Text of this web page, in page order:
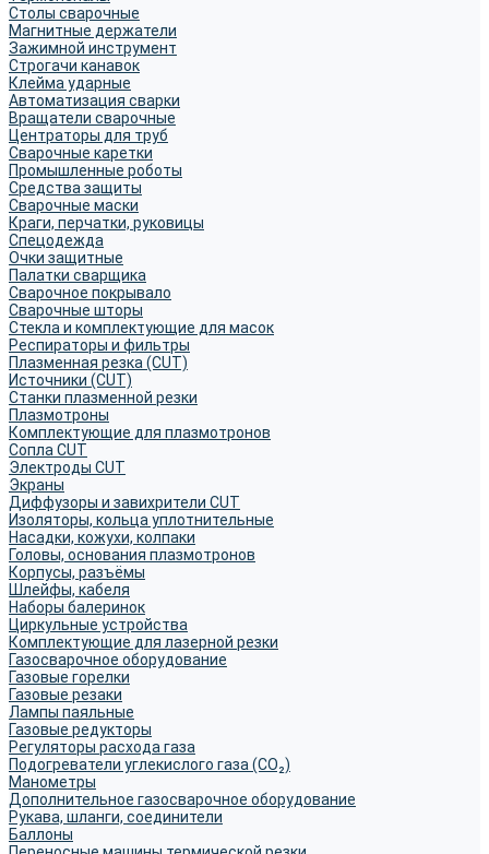
Столы сварочные
Магнитные держатели
Зажимной инструмент
Строгачи канавок
Клейма ударные
Автоматизация сварки
Вращатели сварочные
Центраторы для труб
Сварочные каретки
Промышленные роботы
Средства защиты
Сварочные маски
Краги, перчатки, руковицы
Спецодежда
Очки защитные
Палатки сварщика
Сварочное покрывало
Сварочные шторы
Стекла и комплектующие для масок
Респираторы и фильтры
Плазменная резка (CUT)
Источники (CUT)
Станки плазменной резки
Плазмотроны
Комплектующие для плазмотронов
Сопла CUT
Электроды CUT
Экраны
Диффузоры и завихрители CUT
Изоляторы, кольца уплотнительные
Насадки, кожухи, колпаки
Головы, основания плазмотронов
Корпусы, разъёмы
Шлейфы, кабеля
Наборы балеринок
Циркульные устройства
Комплектующие для лазерной резки
Газосварочное оборудование
Газовые горелки
Газовые резаки
Лампы паяльные
Газовые редукторы
Регуляторы расхода газа
Подогреватели углекислого газа (CO₂)
Манометры
Дополнительное газосварочное оборудование
Рукава, шланги, соединители
Баллоны